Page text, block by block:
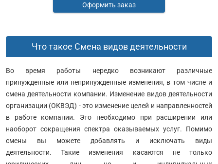
Оформить заказ
Что такое Смена видов деятельности
Во время работы нередко возникают различные
принужденные или непринужденные изменения, в том числе и
смена деятельности компании. Изменение видов деятельности
организации (ОКВЭД) - это изменение целей и направленностей
в работе компании. Это необходимо при расширении или
наоборот сокращения спектра оказываемых услуг. Помимо
смены вы можете добавлять и исключать виды
деятельности. Такие изменения касаются не только